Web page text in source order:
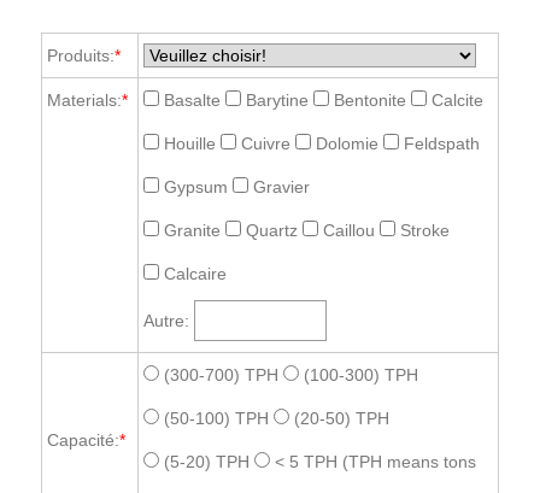
Produits:*
Materials:* Basalte Barytine Bentonite Calcite
Houille Cuivre Dolomie Feldspath
Gypsum Gravier
Granite Quartz Caillou Stroke
Calcaire
Autre:
Capacité:*
(300-700) TPH (100-300) TPH
(50-100) TPH (20-50) TPH
(5-20) TPH < 5 TPH (TPH means tons